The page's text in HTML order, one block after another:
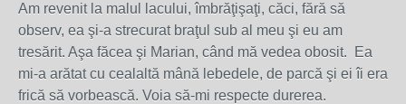
Am revenit la malul lacului, îmbrăţişaţi, căci, fără să
observ, ea şi-a strecurat braţul sub al meu şi eu am
tresărit. Aşa făcea şi Marian, când mă vedea obosit. Ea
mi-a arătat cu cealaltă mână lebedele, de parcă şi ei îi era
frică să vorbească. Voia să-mi respecte durerea.